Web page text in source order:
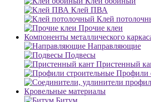
Клей ПВА
Клей
Прочие клеи
Компоненты металлического
Направляющие
Подвесы
Пристенный
Профили
Кровельные материалы
Битум